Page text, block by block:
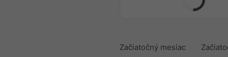
Začiatočný mesiac